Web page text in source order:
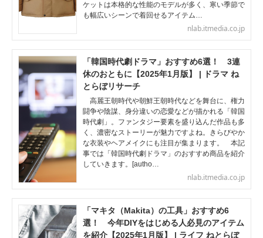
ケットは本格的な性能のモデルが多く、寒い季節で
も幅広いシーンで着回せるアイテム…
nlab.itmedia.co.jp
「韓国時代劇ドラマ」おすすめ6選！ 3連
休のおともに【2025年1月版】 | ドラマ ね
とらぼリサーチ
高麗王朝時代や朝鮮王朝時代などを舞台に、権力
闘争や陰謀、身分違いの恋愛などが描かれる「韓国
時代劇」。ファンタジー要素を盛り込んだ作品も多
く、濃密なストーリーが魅力ですよね。きらびやか
な衣装やヘアメイクにも注目が集まります。 本記
事では「韓国時代劇ドラマ」のおすすめ商品を紹介
していきます。[autho…
nlab.itmedia.co.jp
「マキタ（Makita）の工具」おすすめ6
選！ 今年DIYをはじめる人必見のアイテム
を紹介【2025年1月版】 | ライフ ねとらぼ